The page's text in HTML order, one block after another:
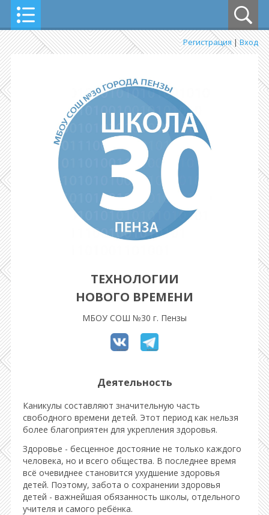
Регистрация|Вход
ТЕХНОЛОГИИ
НОВОГО ВРЕМЕНИ
МБОУ СОШ №30 г. Пензы
Деятельность
Каникулы составляют значительную часть
свободного времени детей. Этот период как нельзя
более благоприятен для укрепления здоровья.
Здоровье - бесценное достояние не только каждого
человека, но и всего общества. В последнее время
всё очевиднее становится ухудшение здоровья
детей. Поэтому, забота о сохранении здоровья
детей - важнейшая обязанность школы, отдельного
учителя и самого ребёнка.